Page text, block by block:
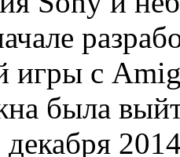
игры с
была